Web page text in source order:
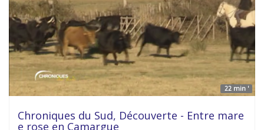
22 min '
Chroniques du Sud, Découverte - Entre mare
e rose en Camargue